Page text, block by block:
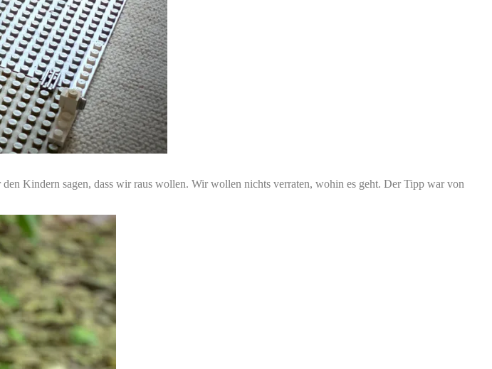
Kindern sagen, dass wir raus wollen. Wir wollen nichts verraten, wohin es geht. Der Tipp war von